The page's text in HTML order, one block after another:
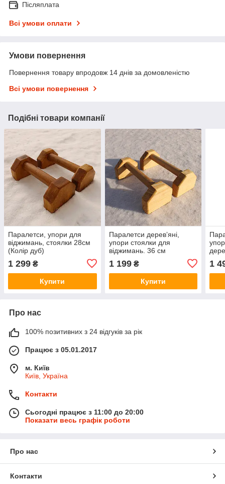
Післяплата
Всі умови оплати
Умови повернення
Повернення товару впродовж 14 днів за домовленістю
Всі умови повернення
Подібні товари компанії
Паралетси, упори для
віджимань, стоялки 28см
(Колір дуб)
1 299 ₴
Купити
Паралетси деревʼяні,
упори стоялки для
віджимань. 36 см
1 199₴
Купити
1
Про нас
100% позитивних з 24 відгуків за рік
Працює з 05.01.2017
м. Київ
Київ, Україна
Контакти
Сьогодні працює з 11:00 до 20:00
Показати весь графік роботи
Про нас
Контакти